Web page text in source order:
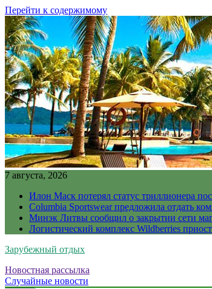
Перейти к содержимому
7 августа, 2026
Илон Маск потерял статус триллионера
Columbia Sportswear предложила отдать
Минэк Литвы сообщил о закрытии сети
Логистический комплекс Wildberries
Зарубежный отдых
Новостная рассылка
Случайные новости